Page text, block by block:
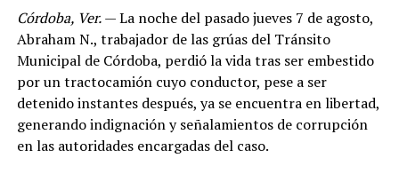
Córdoba, Ver.— La noche del pasado jueves 7 de agosto,
Abraham N., trabajador de las grúas del Tránsito
Municipal de Córdoba, perdió la vida tras ser embestido
por un tractocamión cuyo conductor, pese a ser
detenido instantes después, ya se encuentra en libertad,
generando indignación y señalamientos de corrupción
en las autoridades encargadas del caso.